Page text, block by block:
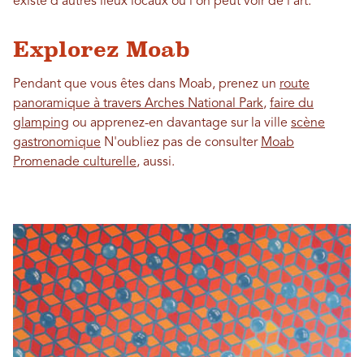
Explorez Moab
Pendant que vous êtes dans Moab, prenez un route
panoramique à travers Arches National Park, faire du
glamping ou apprenez-en davantage sur la ville scène
gastronomique N'oubliez pas de consulter Moab
Promenade culturelle, aussi.